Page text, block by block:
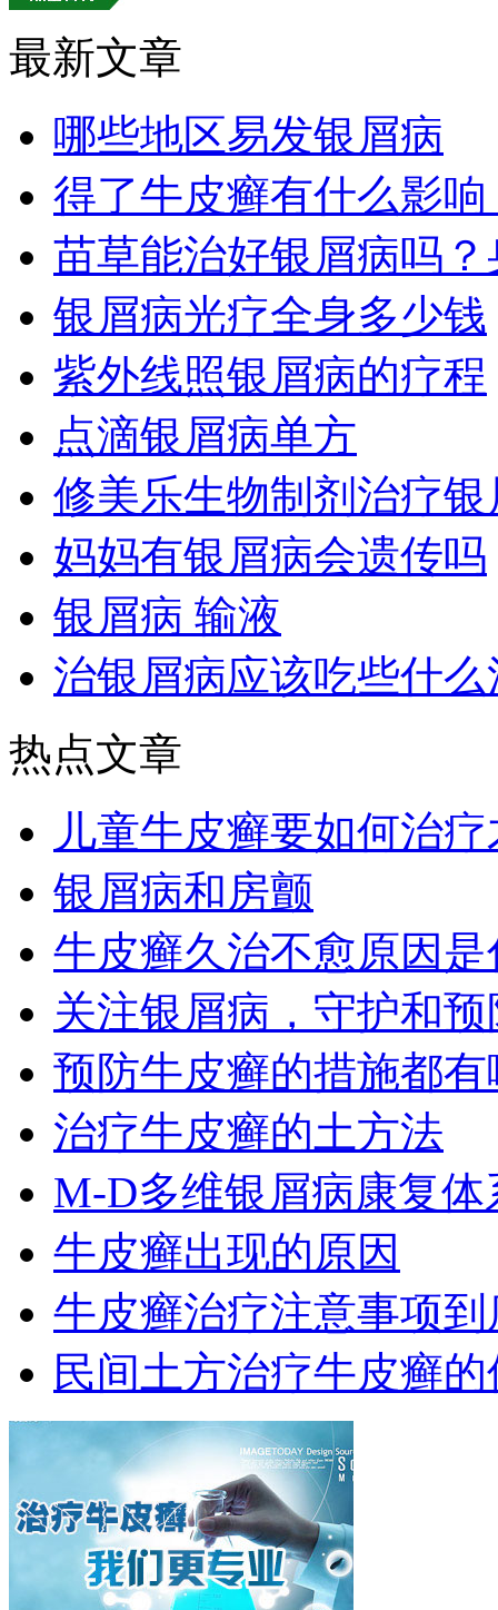
最新文章
哪些地区易发银屑病
得了牛皮癣有什么影
苗草能治好银屑病吗
银屑病光疗全身多少钱
紫外线照银屑病的疗程
点滴银屑病单方
修美乐生物制剂治疗
妈妈有银屑病会遗传吗
银屑病 输液
治银屑病应该吃些什
热点文章
儿童牛皮癣要如何治
银屑病和房颤
牛皮癣久治不愈原因
关注银屑病，守护和
预防牛皮癣的措施都有
治疗牛皮癣的土方法
M-D多维银屑病康复
牛皮癣出现的原因
牛皮癣治疗注意事项
民间土方治疗牛皮癣